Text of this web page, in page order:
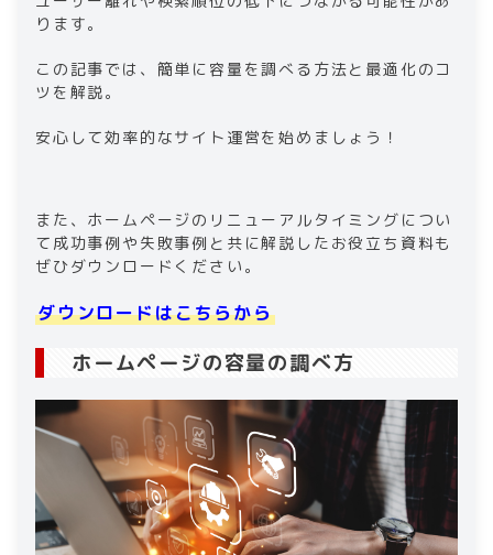
ります。
この記事では、簡単に容量を調べる方法と最適化のコ
ツを解説。
安心して効率的なサイト運営を始めましょう！
また、ホームページのリニューアルタイミングについ
て成功事例や失敗事例と共に解説したお役立ち資料も
ぜひダウンロードください。
ダウンロードはこちらから
ホームページの容量の調べ方